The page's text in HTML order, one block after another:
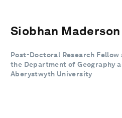
Siobhan Maderson
Post-Doctoral Research
the Department of Geography
Aberystwyth University